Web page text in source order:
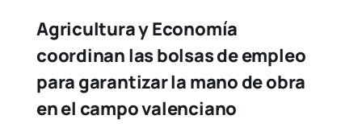
Agricultura y Economía
coordinan las bolsas de empleo
para garantizar la mano de obra
en el campo valenciano